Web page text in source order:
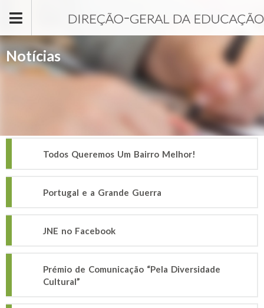
Notícias
Todos Queremos Um Bairro Melhor!
Portugal e a Grande Guerra
JNE no Facebook
Prémio de Comunicação “Pela Diversidade
Cultural”